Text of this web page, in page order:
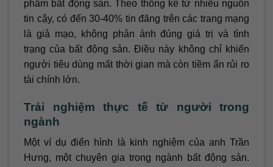
phẩm bất động sản. Theo thống kê từ nhiều nguồn
tin cậy, có đến 30-40% tin đăng trên các trang mạng
là giả mạo, không phản ánh đúng giá trị và tình
trạng của bất động sản. Điều này không chỉ khiến
người tiêu dùng mất thời gian mà còn tiềm ẩn rủi ro
tài chính lớn.
Trải nghiệm thực tế từ người trong
ngành
Một ví dụ điển hình là kinh nghiệm của anh Trần
Hưng, một chuyên gia trong ngành bất động sản.